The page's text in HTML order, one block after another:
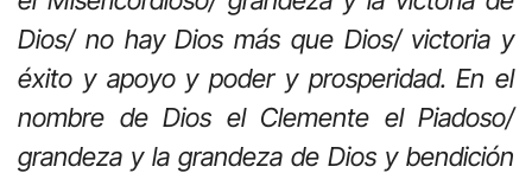
Dios/ no hay Dios más que Dios/ victoria y
éxito y apoyo y poder y prosperidad. En el
nombre de Dios el Clemente el Piadoso/
grandeza y la grandeza de Dios y bendición